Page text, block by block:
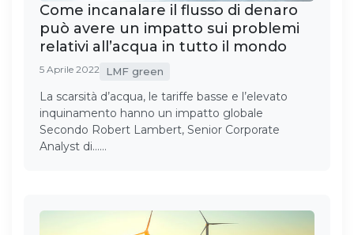
Come incanalare il flusso di denaro
può avere un impatto sui problemi
relativi all’acqua in tutto il mondo
5 Aprile 2022 LMF green
La scarsità d’acqua, le tariffe basse e l’elevato
inquinamento hanno un impatto globale
Secondo Robert Lambert, Senior Corporate
Analyst di……